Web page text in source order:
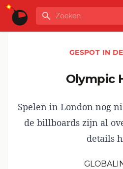
Ga naar de inhoud
GLOBALINFO
Zoeken
GESPOT IN
Olympic
Spelen in London nog
de billboards zijn al
details